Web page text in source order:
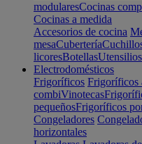
modularesCocinas
Cocinas a medida
Accesorios de cocina
mesaCubertería
licoresBotellas
Electrodomésticos
Frigoríficos Frigoríficos
combiVinotecas
pequeñosFrigoríficos
Congeladores
horizontales